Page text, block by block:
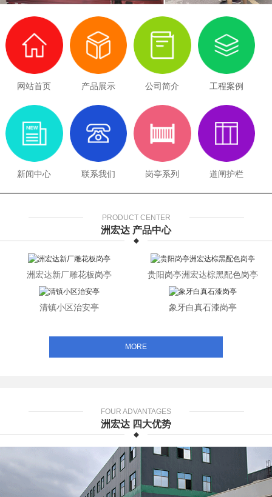
网站首页 产品展示 公司简介 工程案例
新闻中心 联系我们 岗亭系列 道闸护栏
PRODUCT CENTER
洲宏达 产品中心
洲宏达新厂雕花板岗亭 贵阳岗亭洲宏达棕黑配色岗亭
清镇小区治安亭 象牙白真石漆岗亭
MORE
FOUR ADVANTAGES
洲宏达 四大优势